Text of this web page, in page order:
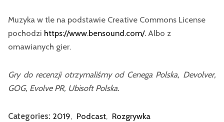
Muzyka w tle na podstawie Creative Commons License
pochodzi https://www.bensound.com/. Albo z
omawianych gier.
Gry do recenzji otrzymaliśmy od Cenega Polska, Devolver,
GOG, Evolve PR, Ubisoft Polska.
Categories: 2019, Podcast, Rozgrywka